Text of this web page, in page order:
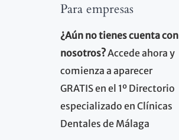
Para empresas
¿Aún no tienes cuenta con
nosotros?Accede ahora y
comienza a aparecer
GRATIS en el 1º Directorio
especializado en Clínicas
Dentales de Málaga